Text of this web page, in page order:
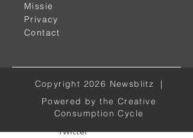
Facebook
Twitter
Missie
Privacy
Contact
Copyright 2026 Newsblitz |
Powered by the Creative
Consumption Cycle